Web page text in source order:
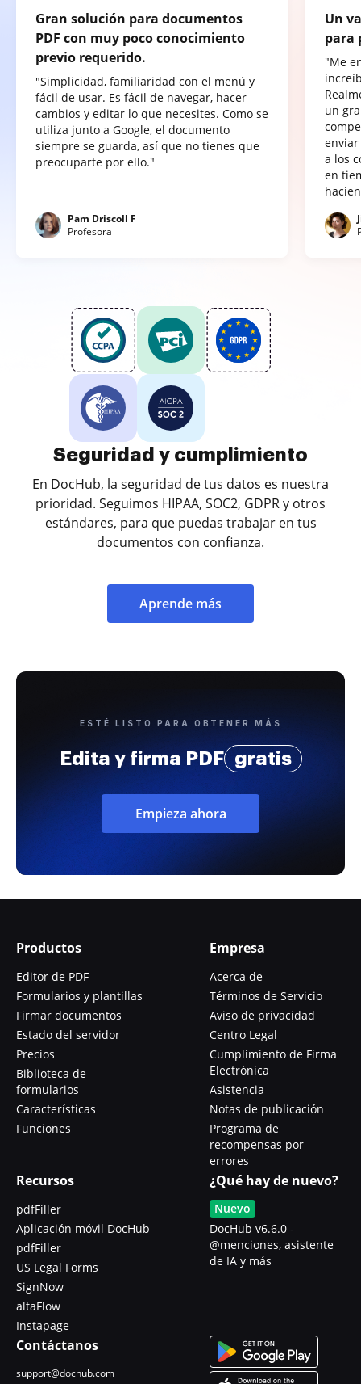
Gran solución para documentos
PDF con muy poco conocimiento
previo requerido.
"Simplicidad, familiaridad con el menú y
fácil de usar. Es fácil de navegar, hacer
cambios y editar lo que necesites. Como se
utiliza junto a Google, el documento
siempre se guarda, así que no tienes que
preocuparte por ello."
Pam Driscoll F
Profesora
Un
para
"Me
un
a los
en
Seguridad y cumplimiento
En DocHub, la seguridad de tus datos es nuestra
prioridad. Seguimos HIPAA, SOC2, GDPR y otros
estándares, para que puedas trabajar en tus
documentos con confianza.
Aprende más
ESTÉ LISTO PARA OBTENER MÁS
Edita y firma PDF gratis
Empieza ahora
Productos
Editor de PDF
Formularios y plantillas
Firmar documentos
Estado del servidor
Precios
Biblioteca de
formularios
Características
Funciones
Empresa
Acerca de
Términos de Servicio
Aviso de privacidad
Centro Legal
Cumplimiento de Firma
Electrónica
Asistencia
Notas de publicación
Programa de
recompensas por
errores
Recursos
pdfFiller
Aplicación móvil DocHub
pdfFiller
US Legal Forms
SignNow
altaFlow
Instapage
¿Qué hay de nuevo?
Nuevo
DocHub v6.6.0 -
@menciones, asistente
de IA y más
Contáctanos
support@dochub.com